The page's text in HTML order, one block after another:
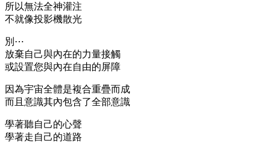
所以無法全神灌注
不就像投影機散光
別⋯
放棄自己與內在的力量接觸
或設置您與內在自由的屏障
因為宇宙全體是複合重疊而成
而且意識其內包含了全部意識
學著聽自己的心聲
學著走自己的道路